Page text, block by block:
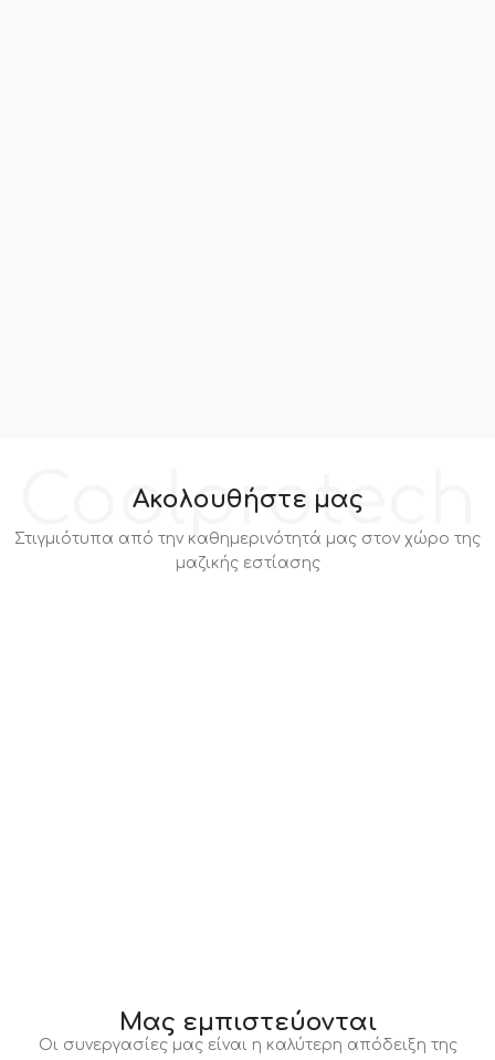
Coolprotech
Ακολουθήστε μας
Στιγμιότυπα από την καθημερινότητά μας στον χώρο της
μαζικής εστίασης
Μας εμπιστεύονται
Οι συνεργασίες μας είναι η καλύτερη απόδειξη της